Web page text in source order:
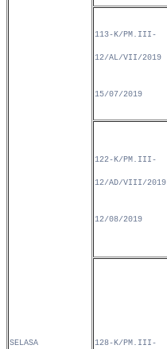
SELASA
113-K/PM.III-
12/AL/VII/2019
15/07/2019
122-K/PM.III-
12/AD/VIII/2019
12/08/2019
128-K/PM.III-